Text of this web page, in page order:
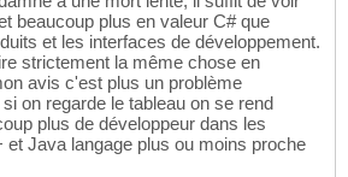
beaucoup plus en valeur C# que
et les interfaces de développement.
strictement la même chose en
avis c'est plus un problème
on regarde le tableau on se rend
plus de développeur dans les
et Java langage plus ou moins proche